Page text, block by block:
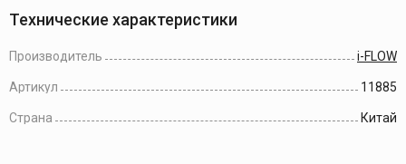
Технические характеристики
Производитель i-FLOW
Артикул 11885
Страна Китай